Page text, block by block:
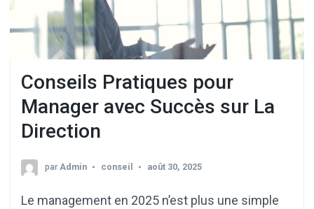
Conseils Pratiques pour
Manager avec Succès sur La
Direction
parAdmin conseil août 30, 2025
Le management en 2025 n’est plus une simple